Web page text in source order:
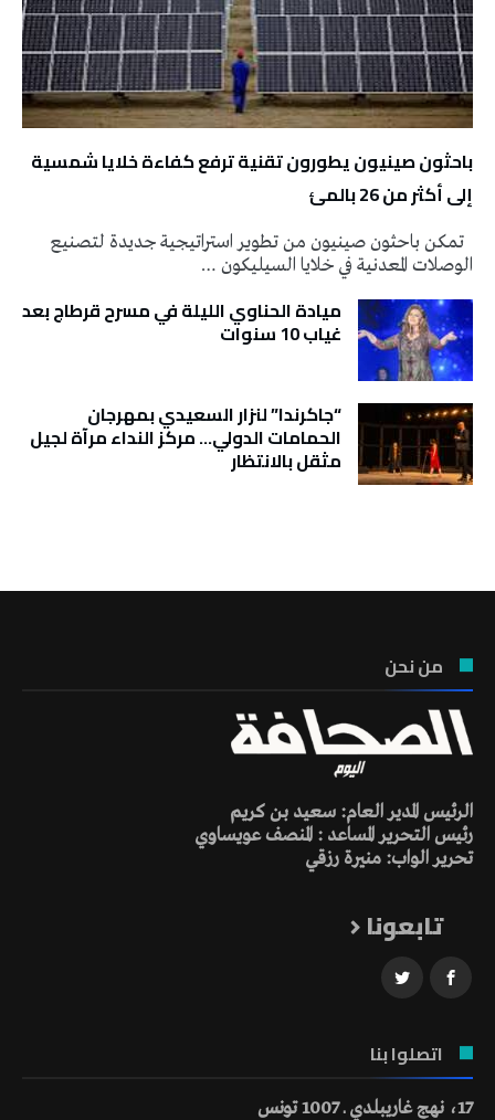
باحثون صينيون يطورون تقنية ترفع كفاءة خلايا شمسية
إلى أكثر من 26 بالمئ
تمكن باحثون صينيون من تطوير استراتيجية جديدة لتصنيع
الوصلات المعدنية في خلايا السيليكون …
ميادة الحناوي الليلة في مسرح قرطاج بعد
غياب 10 سنوات
“جاكرندا” لنزار السعيدي بمهرجان
الحمامات الدولي… مركز النداء مرآة لجيل
مثقل بالانتظار
من نحن
الرئيس المدير العام: سعيد بن كريم
رئيس التحرير المساعد : المنصف عويساوي
تحرير الواب: منيرة رزقي
تابعونا
اتصلوا بنا
17، نهج غاريبلدي ـ 1007 تونس